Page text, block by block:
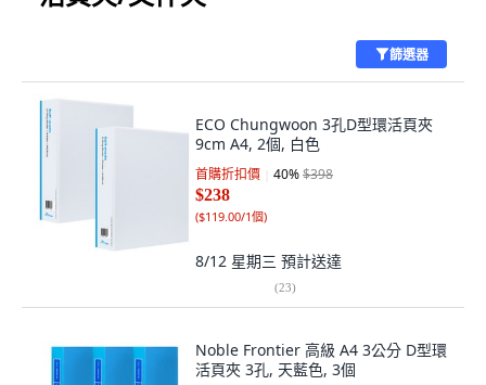
篩選器
ECO Chungwoon 3孔D型環活頁夾
9cm A4, 2個, 白色
首購折扣價 40%$398
$238
($119.00/1個)
8/12 星期三 預計送達
(23)
Noble Frontier 高級 A4 3公分 D型環
活頁夾 3孔, 天藍色, 3個